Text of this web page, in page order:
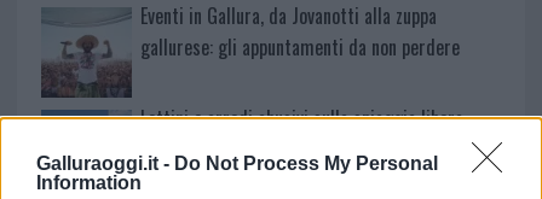
Galluraoggi.it - Do Not Process My Personal
Information
Eventi in Gallura, da Jovanotti alla zuppa
gallurese: gli appuntamenti da non perdere
Lettini e arredi abusivi sulla spiaggia libera,
sequestri a Olbia e Arzachena